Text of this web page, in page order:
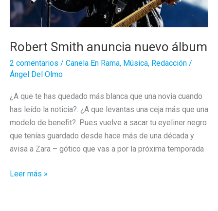
Robert Smith anuncia nuevo álbum
2 comentarios / Canela En Rama, Música, Redacción /
Ángel Del Olmo
¿A que te has quedado más blanca que una novia cuando
has leído la noticia?. ¿A que levantas una ceja más que una
modelo de benefit?. Pues vuelve a sacar tu eyeliner negro
que tenías guardado desde hace más de una década y
avisa a Zara – gótico que vas a por la próxima temporada
Robert
Leer más »